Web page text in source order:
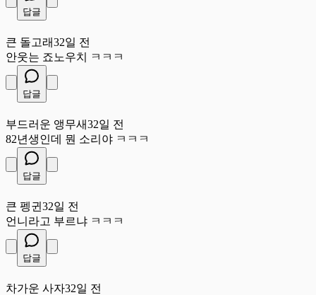
답글
큰 돌고래32일 전
안웃는 죠노우치 ㅋㅋㅋ
답글
부드러운 앵무새32일 전
82년생인데 뭔 소리야 ㅋㅋㅋ
답글
큰 펭귄 32일 전
언니라고 부르냐 ㅋㅋㅋ
답글
차가운 사자32일 전